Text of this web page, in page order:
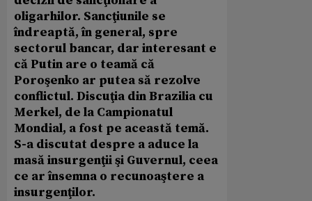
oligarhilor. Sancţiunile se
îndreaptă, în general, spre
sectorul bancar, dar interesant e
că Putin are o teamă că
Poroşenko ar putea să rezolve
conflictul. Discuţia din Brazilia cu
Merkel, de la Campionatul
Mondial, a fost pe această temă.
S-a discutat despre a aduce la
masă insurgenţii şi Guvernul, ceea
ce ar însemna o recunoaştere a
insurgenţilor.